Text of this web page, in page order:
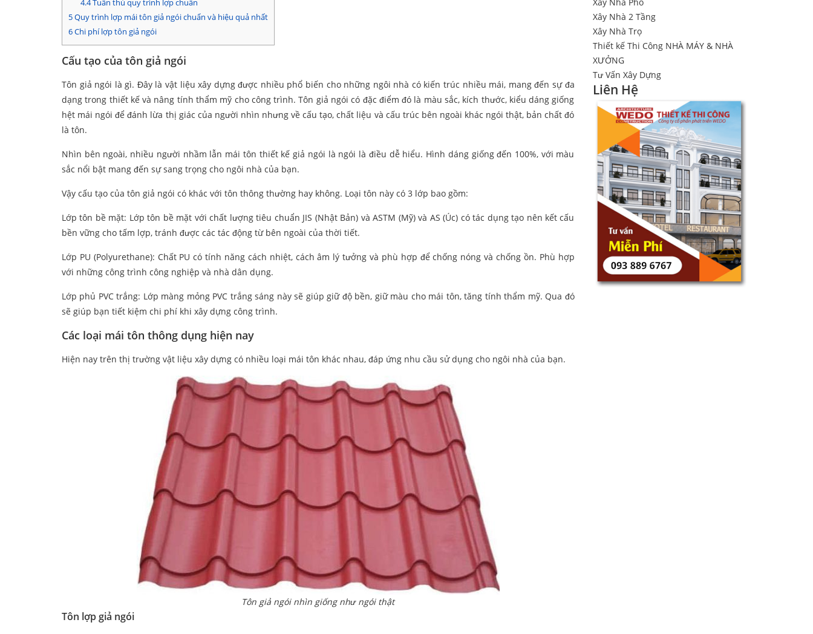
4.4Tuân thủ quy trình lợp chuẩn
5Quy trình lợp mái tôn giả ngói chuẩn và hiệu quả nhất
6Chi phí lợp tôn giả ngói
Cấu tạo của tôn giả ngói
Tôn giả ngói là gì. Đây là vật liệu xây dựng được nhiều phổ biến cho những ngôi nhà có kiến trúc nhiều mái, mang đến sự đa
dạng trong thiết kế và nâng tính thẩm mỹ cho công trình. Tôn giả ngói có đặc điểm đó là màu sắc, kích thước, kiểu dáng giống
hệt mái ngói để đánh lừa thị giác của người nhìn nhưng về cấu tạo, chất liệu và cấu trúc bên ngoài khác ngói thật, bản chất đó
là tôn.
Nhìn bên ngoài, nhiều người nhầm lẫn mái tôn thiết kế giả ngói là ngói là điều dễ hiểu. Hình dáng giống đến 100%, với màu
sắc nổi bật mang đến sự sang trọng cho ngôi nhà của bạn.
Vậy cấu tạo của tôn giả ngói có khác với tôn thông thường hay không. Loại tôn này có 3 lớp bao gồm:
Lớp tôn bề mặt: Lớp tôn bề mặt với chất lượng tiêu chuẩn JIS (Nhật Bản) và ASTM (Mỹ) và AS (Úc) có tác dụng tạo nên kết cấu
bền vững cho tấm lợp, tránh được các tác động từ bên ngoài của thời tiết.
Lớp PU (Polyurethane): Chất PU có tính năng cách nhiệt, cách âm lý tưởng và phù hợp để chống nóng và chống ồn. Phù hợp
với những công trình công nghiệp và nhà dân dụng.
Lớp phủ PVC trắng: Lớp màng mỏng PVC trắng sáng này sẽ giúp giữ độ bền, giữ màu cho mái tôn, tăng tính thẩm mỹ. Qua đó
sẽ giúp bạn tiết kiệm chi phí khi xây dựng công trình.
Các loại mái tôn thông dụng hiện nay
Hiện nay trên thị trường vật liệu xây dựng có nhiều loại mái tôn khác nhau, đáp ứng nhu cầu sử dụng cho ngôi nhà của bạn.
Tôn giả ngói nhìn giống như ngói thật
Tôn lợp giả ngói
Xây Nhà 2 Tầng
Xây Nhà Trọ
Thiết kế Thi Công NHÀ MÁY & NHÀ
XƯỞNG
Tư Vấn Xây Dựng
Liên Hệ